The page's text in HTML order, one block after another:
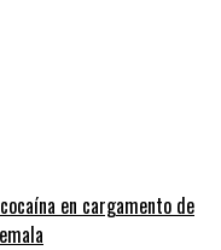
en cargamento de